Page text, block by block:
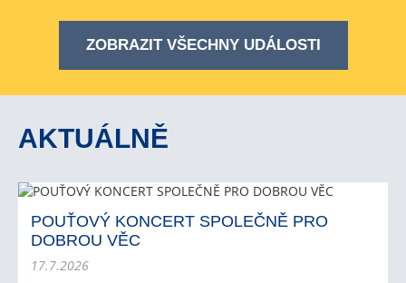
ZOBRAZIT VŠECHNY UDÁLOSTI
AKTUÁLNĚ
POUŤOVÝ KONCERT SPOLEČNĚ PRO
DOBROU VĚC
17.7.2026